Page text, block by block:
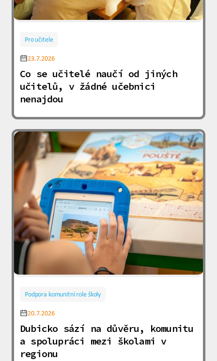
Pro učitele
23.7.2026
Co se učitelé naučí od jiných
učitelů, v žádné učebnici
nenajdou
Podpora komunitní role školy
20.7.2026
Dubicko sází na důvěru, komunitu
a spolupráci mezi školami v
regionu